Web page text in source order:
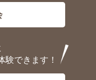
験できます！